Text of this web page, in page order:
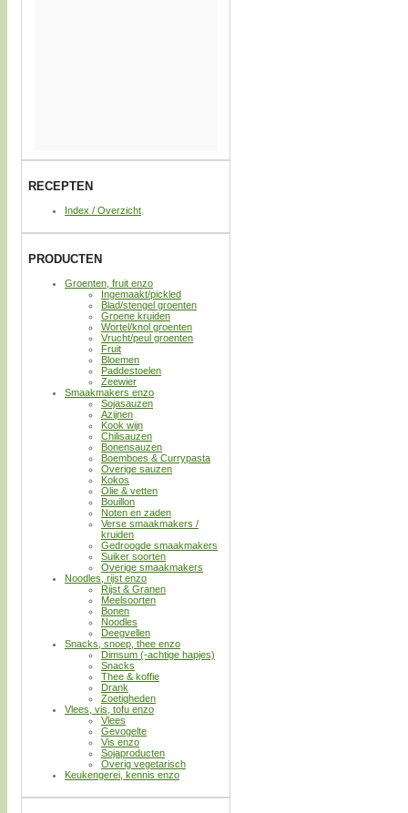
RECEPTEN
Index / Overzicht
PRODUCTEN
Groenten, fruit enzo
Ingemaakt/pickled
Blad/stengel groenten
Groene kruiden
Wortel/knol groenten
Vrucht/peul groenten
Fruit
Bloemen
Paddestoelen
Zeewier
Smaakmakers enzo
Sojasauzen
Azijnen
Kook wijn
Chilisauzen
Bonensauzen
Boemboes & Currypasta
Overige sauzen
Kokos
Olie & vetten
Bouillon
Noten en zaden
Verse smaakmakers /
kruiden
Gedroogde smaakmakers
Suiker soorten
Overige smaakmakers
Noodles, rijst enzo
Rijst & Granen
Meelsoorten
Bonen
Noodles
Deegvellen
Snacks, snoep, thee enzo
Dimsum (-achtige hapjes)
Snacks
Thee & koffie
Drank
Zoetigheden
Vlees, vis, tofu enzo
Vlees
Gevogelte
Vis enzo
Sojaproducten
Overig vegetarisch
Keukengerei, kennis enzo